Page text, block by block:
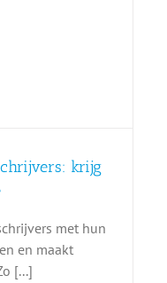
krijg
met hun
en maakt
[...]